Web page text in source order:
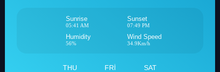
Sunrise
05:41 AM
Sunset
07:49 PM
Humidity
56%
Wind Speed
34.9Km/h
THU FRI SAT